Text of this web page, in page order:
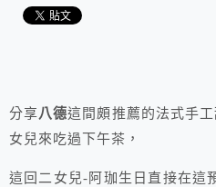
分享八德這間頗推薦的法式手
女兒來吃過下午茶，
這回二女兒-阿珈生日直接在這